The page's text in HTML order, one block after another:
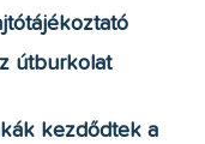
útburkolat
kezdődtek a